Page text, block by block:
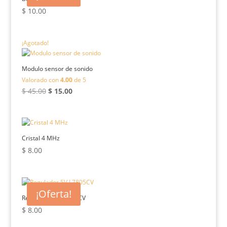
$ 10.00
¡Agotado!
Modulo sensor de sonido
Valorado con4.00de 5
$45.00 El
era:
$ 45.00.
$15.00El
Cristal 4 MHz
$ 8.00
¡Oferta!
Regulador 5V L7805CV
$ 8.00